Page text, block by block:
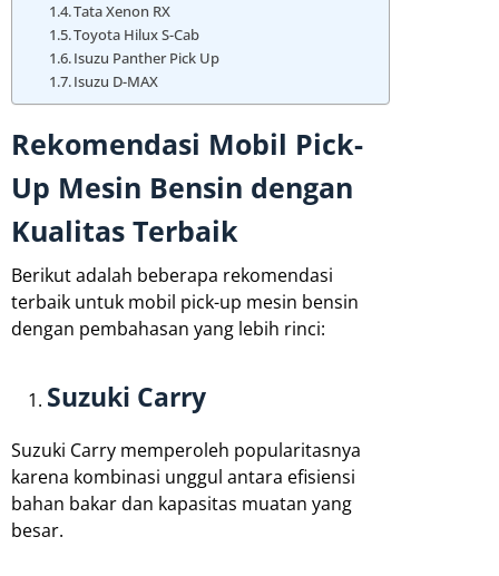
Tata Xenon RX
Toyota Hilux S-Cab
Isuzu Panther Pick Up
Isuzu D-MAX
Rekomendasi Mobil Pick-
Up Mesin Bensin dengan
Kualitas Terbaik
Berikut adalah beberapa rekomendasi
terbaik untuk mobil pick-up mesin bensin
dengan pembahasan yang lebih rinci:
Suzuki Carry
Suzuki Carry memperoleh popularitasnya
karena kombinasi unggul antara efisiensi
bahan bakar dan kapasitas muatan yang
besar.